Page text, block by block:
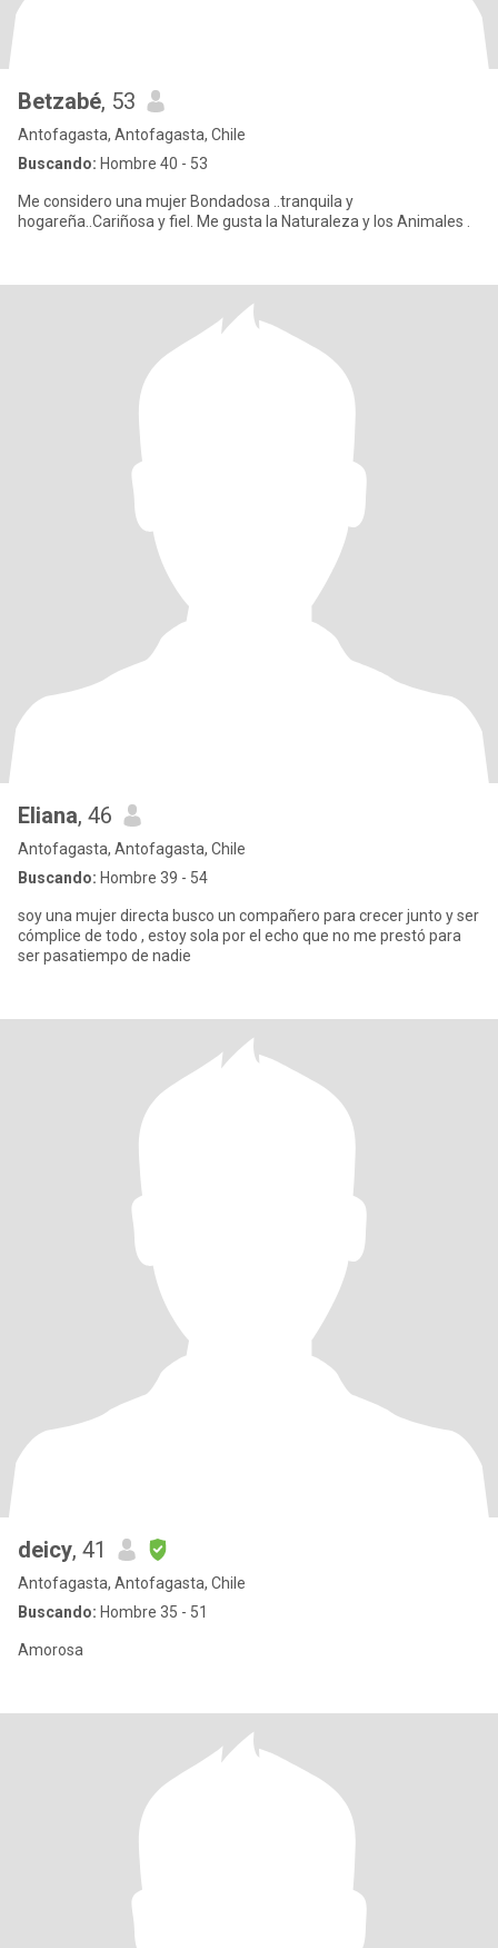
Betzabé, 53
Antofagasta, Antofagasta, Chile
Buscando: Hombre 40 - 53
Me considero una mujer Bondadosa ..tranquila y
hogareña..Cariñosa y fiel. Me gusta la Naturaleza y los Animales .
Eliana, 46
Antofagasta, Antofagasta, Chile
Buscando: Hombre 39 - 54
soy una mujer directa busco un compañero para crecer junto y ser
cómplice de todo , estoy sola por el echo que no me prestó para
ser pasatiempo de nadie
deicy, 41
Antofagasta, Antofagasta, Chile
Buscando: Hombre 35 - 51
Amorosa